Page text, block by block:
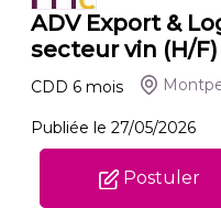
ADV Export &
secteur vin (H/F)
CDD 6 mois
Publiée le 27/05/2026
Postuler